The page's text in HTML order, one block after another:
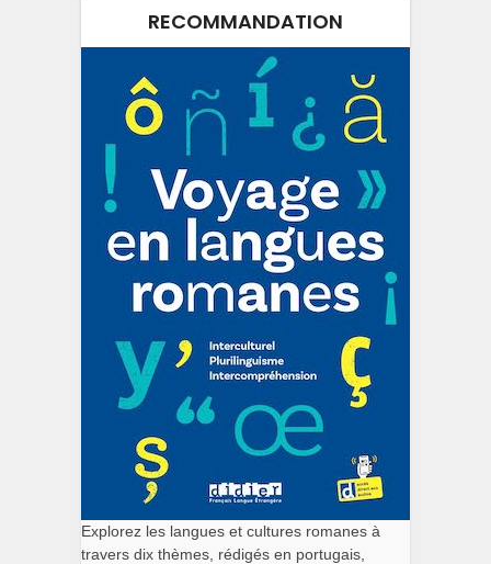
RECOMMANDATION
Explorez les langues et cultures romanes à
travers dix thèmes, rédigés en portugais,